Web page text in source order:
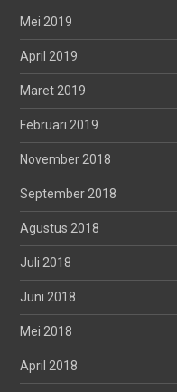
Mei 2019
April 2019
Maret 2019
Februari 2019
November 2018
September 2018
Agustus 2018
Juli 2018
Juni 2018
Mei 2018
April 2018